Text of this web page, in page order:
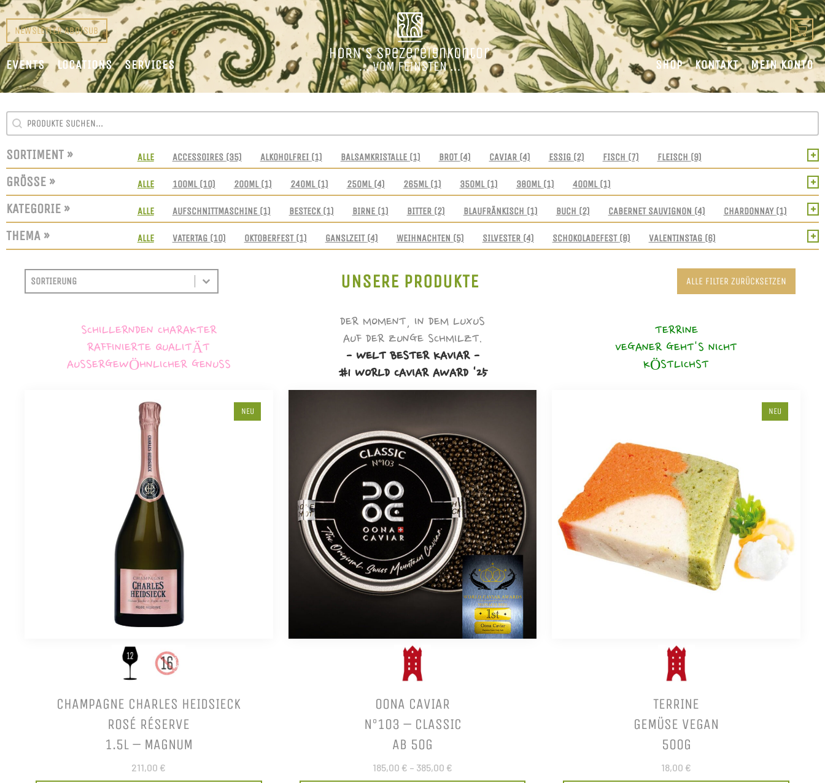
NEWSLETTER ABO/SUB
EVENTS LOCATIONS SERVICES SHOP KONTAKT MEIN KONTO
SUCHFELD
SEARCH CONTENT
SORTIMENT » SORTIMENT
ALLE ACCESSOIRES (35) ALKOHOLFREI (1) BALSAMKRISTALLE (1) BROT (4) CAVIAR (4) ESSIG (2) FISCH (7) FLEISCH (9)
+
GRÖSSE »
GRÖSSEN
ALLE 100ML (10) 200ML (1) 240ML (1) 250ML (4) 265ML (1) 350ML (1) 380ML (1) 400ML (1)
+
KATEGORIE »
KATEGORIE
ALLE AUFSCHNITTMASCHINE (1) BESTECK (1) BIRNE (1) BITTER (2) BLAUFRÄNKISCH (1) BUCH (2) CABERNET SAUVIGNON (4) CHARDONNAY (1)
+
THEMA »
THEMEN
ALLE VATERTAG (10) OKTOBERFEST (1) GANSLZEIT (4) WEIHNACHTEN (5) SILVESTER (4) SCHOKOLADEFEST (8) VALENTINSTAG (6) +
SORTIEREN
SORT CONTENT
SORT CONTENT UNSERE PRODUKTE ALLE FILTER ZURÜCKSETZEN
SCHILLERNDEN CHARAKTER
RAFFINIERTE QUALITÄT
AUSSERGEWÖHNLICHER GENUSS
NEU
CHAMPAGNE CHARLES HEIDSIECK
ROSÉ RÉSERVE
1.5L – MAGNUM
211,00 €
DER MOMENT, IN DEM LUXUS
AUF DER ZUNGE SCHMILZT.
- WELT BESTER KAVIAR -
#1 WORLD CAVIAR AWARD '25
OONA CAVIAR
N°103 – CLASSIC
AB 50G
185,00 € – 385,00 €
TERRINE
VEGANER GEHT'S NICHT
KÖSTLICHST
NEU
TERRINE
GEMÜSE VEGAN
500G
18,00 €